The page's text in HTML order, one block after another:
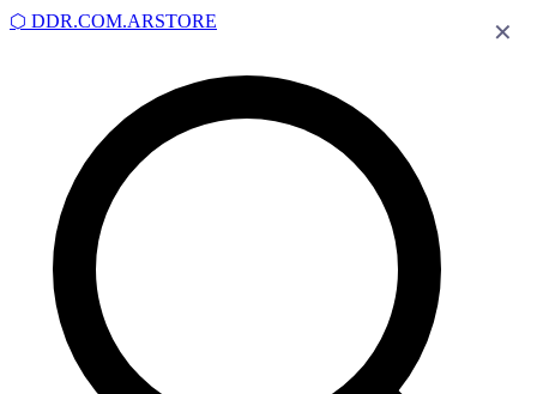
⬡ DDR.COM.ARSTORE ✕